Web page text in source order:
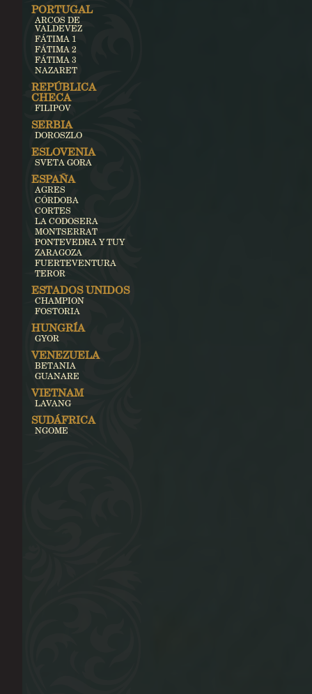
PORTUGAL
ARCOS DE
VALDEVEZ
FÁTIMA 1
FÁTIMA 2
FÁTIMA 3
NAZARET
REPÚBLICA
CHECA
FILIPOV
SERBIA
DOROSZLO
ESLOVENIA
SVETA GORA
ESPAÑA
AGRES
CÓRDOBA
CORTES
LA CODOSERA
MONTSERRAT
PONTEVEDRA Y TUY
ZARAGOZA
FUERTEVENTURA
TEROR
ESTADOS UNIDOS
CHAMPION
FOSTORIA
HUNGRÍA
GYOR
VENEZUELA
BETANIA
GUANARE
VIETNAM
LAVANG
SUDÁFRICA
NGOME